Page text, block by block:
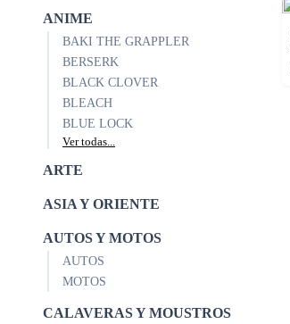
ANIME
BAKI THE GRAPPLER
BERSERK
BLACK CLOVER
BLEACH
BLUE LOCK
Ver todas...
ARTE
ASIA Y ORIENTE
AUTOS Y MOTOS
AUTOS
MOTOS
CALAVERAS Y MOUSTROS